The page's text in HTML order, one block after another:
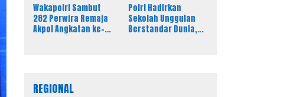
Wakapolri Sambut
282 Perwira Remaja
Akpol Angkatan ke-
Polri Hadirkan
Sekolah Unggulan
Berstandar Dunia,
REGIONAL